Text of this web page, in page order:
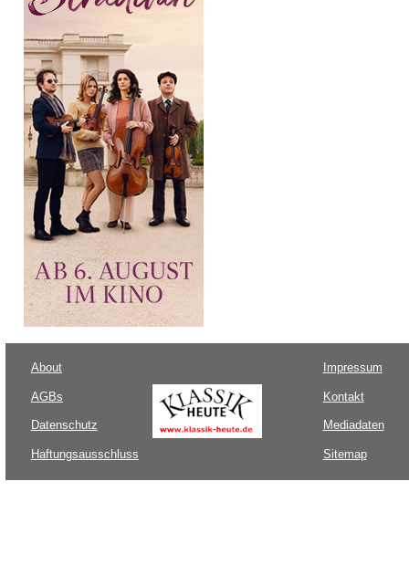
About
AGBs
Datenschutz
Haftungsausschluss
Impressum
Kontakt
Mediadaten
Sitemap